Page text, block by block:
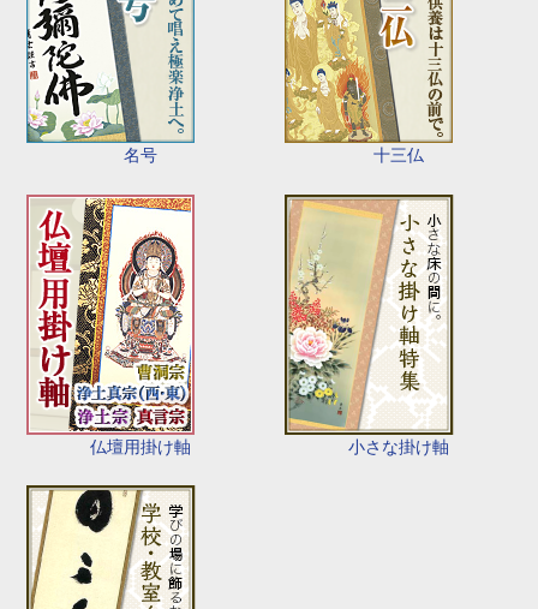
名号 十三仏
仏壇用掛け軸 小さな掛け軸